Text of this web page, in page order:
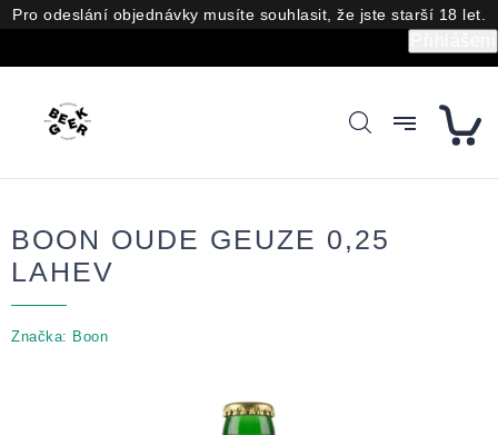
Přejít
na
Pro odeslání objednávky musíte souhlasit, že jste starší 18 let.
BOON OUDE GEUZE 0,25
LAHEV
Značka: Boon